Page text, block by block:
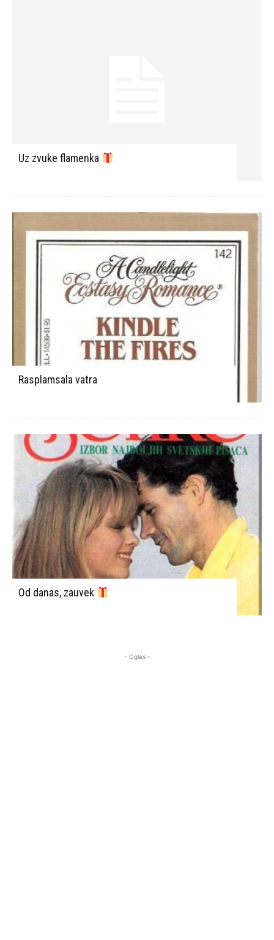
Uz zvuke flamenka
Rasplamsala vatra
Od danas, zauvek
- Oglas -